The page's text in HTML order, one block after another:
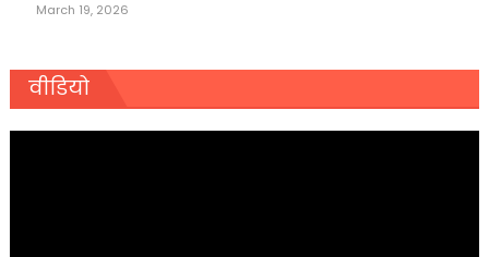
March 19, 2026
वीडियो